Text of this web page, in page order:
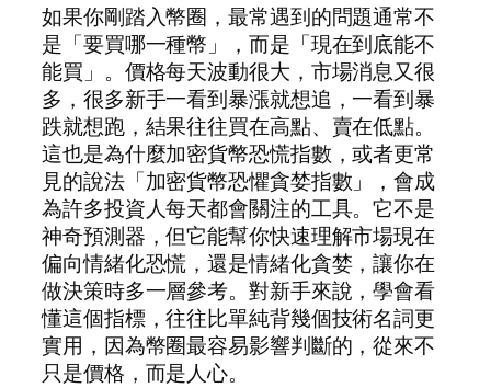
如果你剛踏入幣圈，最常遇到的問題通常不
是「要買哪一種幣」，而是「現在到底能不
能買」。價格每天波動很大，市場消息又很
多，很多新手一看到暴漲就想追，一看到暴
跌就想跑，結果往往買在高點、賣在低點。
這也是為什麼加密貨幣恐慌指數，或者更常
見的說法「加密貨幣恐懼貪婪指數」，會成
為許多投資人每天都會關注的工具。它不是
神奇預測器，但它能幫你快速理解市場現在
偏向情緒化恐慌，還是情緒化貪婪，讓你在
做決策時多一層參考。對新手來說，學會看
懂這個指標，往往比單純背幾個技術名詞更
實用，因為幣圈最容易影響判斷的，從來不
只是價格，而是人心。